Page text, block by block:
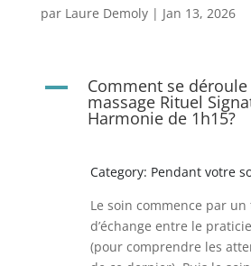
par Laure Demoly| Jan 13, 2026
A Comment se
massage Rituel
Harmonie de 1h15?
Category: Pendant votre
Le soin commence par un
d’échange entre le
(pour comprendre les